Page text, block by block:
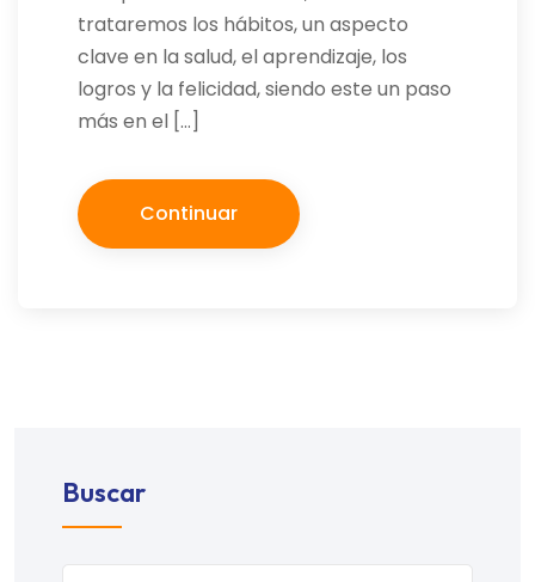
trataremos los hábitos, un aspecto
clave en la salud, el aprendizaje, los
logros y la felicidad, siendo este un paso
más en el […]
Continuar
Buscar